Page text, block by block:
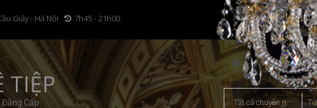
Giấy - Hà Nội 7h45 - 21h00
TIỆP
Cấp